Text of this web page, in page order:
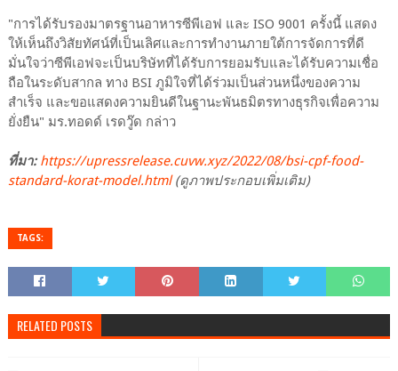
"การได้รับรองมาตรฐานอาหารซีพีเอฟ และ ISO 9001 ครั้งนี้ แสดง
ให้เห็นถึงวิสัยทัศน์ที่เป็นเลิศและการทำงานภายใต้การจัดการที่ดี
มั่นใจว่าซีพีเอฟจะเป็นบริษัทที่ได้รับการยอมรับและได้รับความเชื่อ
ถือในระดับสากล ทาง BSI ภูมิใจที่ได้ร่วมเป็นส่วนหนึ่งของความ
สำเร็จ และขอแสดงความยินดีในฐานะพันธมิตรทางธุรกิจเพื่อความ
ยั่งยืน" มร.ทอดด์ เรดวู๊ด กล่าว
ที่มา: https://upressrelease.cuvw.xyz/2022/08/bsi-cpf-food-
standard-korat-model.html(ดูภาพประกอบเพิ่มเติม)
TAGS:
RELATED POSTS